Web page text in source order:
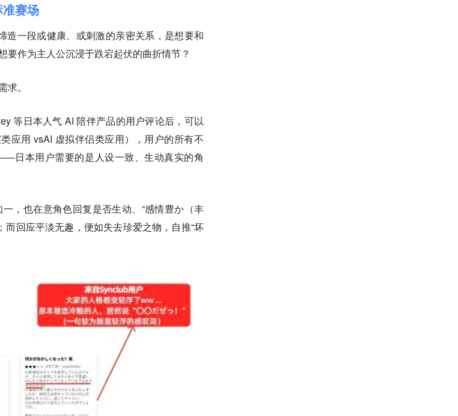
赛场
造一段或健康、或刺激的亲密关系，是想要和
作为主人公沉浸于跌宕起伏的曲折情节？
。
等日本人气 AI 陪伴产品的用户评论后，可以
应用 vsAI 虚拟伴侣类应用），用户的所有不
——日本用户需要的是人设一致、生动真实的角
，也在意角色回复是否生动、“感情豊か（丰
而回应平淡无趣，便如失去珍爱之物，自推“坏